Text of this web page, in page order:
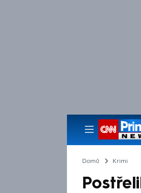
Domů Krimi